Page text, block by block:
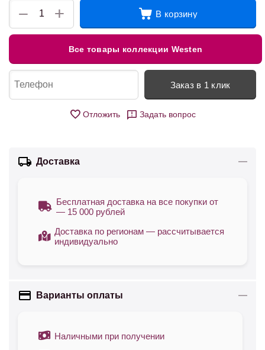
+
− В корзину
Все товары коллекции Westen
Заказ в 1 клик
Отложить Задать вопрос
Доставка
Бесплатная доставка на все покупки от
— 15 000 рублей
Доставка по регионам — рассчитывается
индивидуально
Варианты оплаты
Наличными при получении